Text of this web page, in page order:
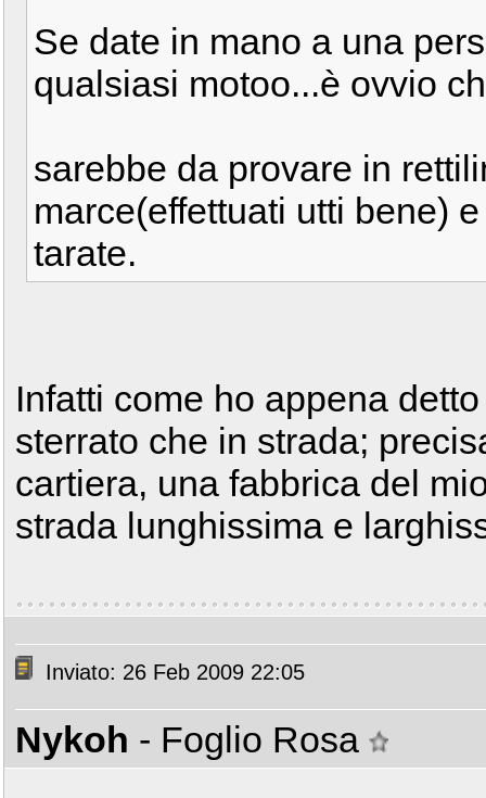
Se date in mano a una
qualsiasi motoo...è ovvio
sarebbe da provare in
marce(effettuati utti bene)
tarate.
Infatti come ho appena
sterrato che in strada;
cartiera, una fabbrica del
strada lunghissima e
Inviato: 26 Feb 2009 22:05
Nykoh - Foglio Rosa